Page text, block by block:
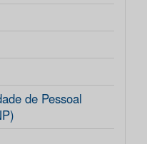
de Pessoal